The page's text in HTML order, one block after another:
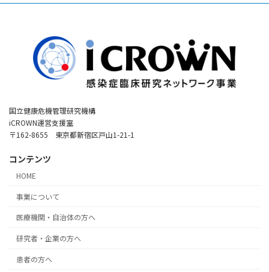
国立健康危機管理研究機構
iCROWN運営支援室
〒162-8655 東京都新宿区戸山1-21-1
コンテンツ
HOME
事業について
医療機関・自治体の方へ
研究者・企業の方へ
患者の方へ